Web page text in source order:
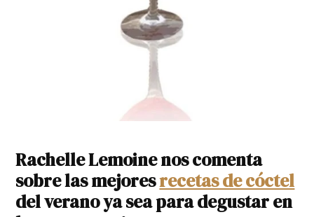
Rachelle Lemoine nos comenta
sobre las mejoresrecetas de cóctel
del verano ya sea para degustar en